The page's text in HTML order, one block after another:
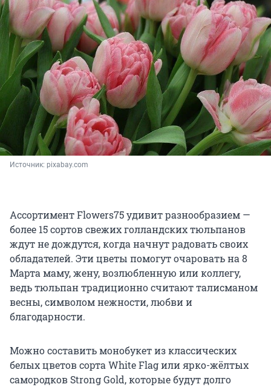
Источник: pixabay.com
Ассортимент Flowers75 удивит разнообразием —
более 15 сортов свежих голландских тюльпанов
ждут не дождутся, когда начнут радовать своих
обладателей. Эти цветы помогут очаровать на 8
Марта маму, жену, возлюбленную или коллегу,
ведь тюльпан традиционно считают талисманом
весны, символом нежности, любви и
благодарности.
Можно составить монобукет из классических
белых цветов сорта White Flag или ярко-жёлтых
самородков Strong Gold, которые будут долго